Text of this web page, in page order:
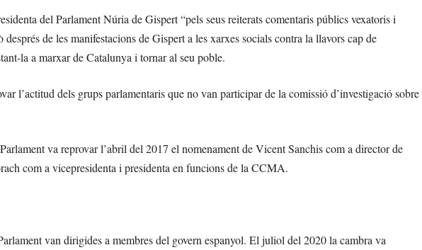
del Parlament Núria de Gispert “pels seus reiterats comentaris públics vexatoris i
de les manifestacions de Gispert a les xarxes socials contra la llavors cap de
la a marxar de Catalunya i tornar al seu poble.
l’actitud dels grups parlamentaris que no van participar de la comissió d’investigació sobre
va reprovar l’abril del 2017 el nomenament de Vicent Sanchis com a director de
com a vicepresidenta i presidenta en funcions de la CCMA.
van dirigides a membres del govern espanyol. El juliol del 2020 la cambra va